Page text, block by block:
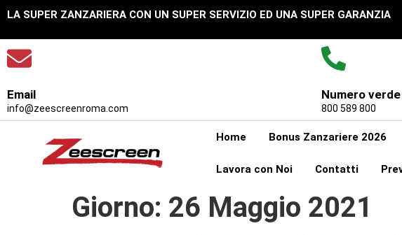
LA SUPER ZANZARIERA CON UN SUPER SERVIZIO ED UNA SUPER GARANZIA
Email
info@zeescreenroma.com
Numero
800 589 800
Home Bonus Zanzariere 2026
Lavora con Noi Contatti
Giorno: 26 Maggio 2021